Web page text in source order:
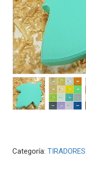
Categoría: TIRADORES